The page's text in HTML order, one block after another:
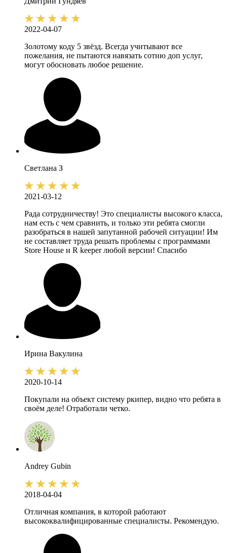
2022-04-07
Золотому коду 5 звёзд. Всегда учитывают все
пожелания, не пытаются навязать сотню доп услуг,
могут обосновать любое решение.
Светлана З
2021-03-12
Рада сотрудничеству! Это специалисты высокого класса,
нам есть с чем сравнить, и только эти ребята смогли
разобраться в нашей запутанной рабочей ситуации! Им
не составляет труда решать проблемы с программами
Store House и R keeper любой версии! Спасибо
Ирина Вакулина
2020-10-14
Покупали на объект систему ркипер, видно что ребята в
своём деле! Отработали четко.
Andrey Gubin
2018-04-04
Отличная компания, в которой работают
высококвалифицированные специалисты. Рекомендую.